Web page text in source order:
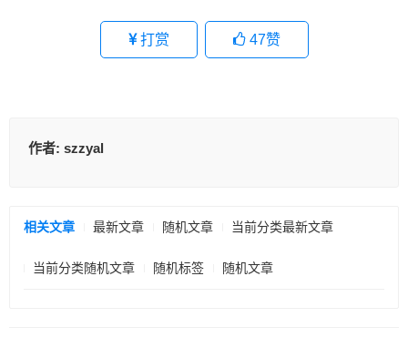
打赏 47赞
作者: szzyal
相关文章 最新文章 随机文章 当前分类最新文章
当前分类随机文章 随机标签 随机文章